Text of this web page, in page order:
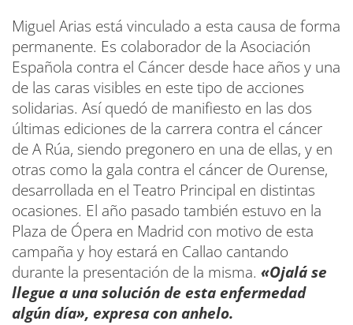
Miguel Arias está vinculado a esta causa de forma
permanente. Es colaborador de la Asociación
Española contra el Cáncer desde hace años y una
de las caras visibles en este tipo de acciones
solidarias. Así quedó de manifiesto en las dos
últimas ediciones de la carrera contra el cáncer
de A Rúa, siendo pregonero en una de ellas, y en
otras como la gala contra el cáncer de Ourense,
desarrollada en el Teatro Principal en distintas
ocasiones. El año pasado también estuvo en la
Plaza de Ópera en Madrid con motivo de esta
campaña y hoy estará en Callao cantando
durante la presentación de la misma. «Ojalá se
llegue a una solución de esta enfermedad
algún día», expresa con anhelo.